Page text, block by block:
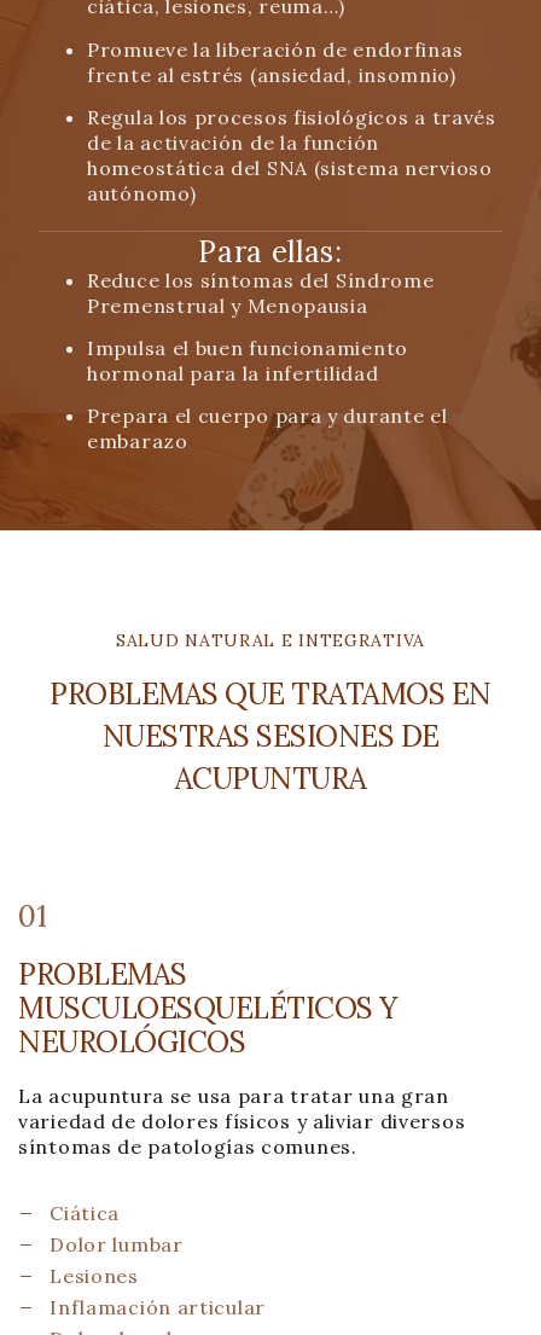
ciática, lesiones, reuma…)
Promueve laliberación de endorfinas
frente al estrés (ansiedad, insomnio)
Regula los procesos fisiológicos a través
de la activación de la función
homeostática del SNA (sistema nervioso
autónomo)
Para ellas:
Reduce los síntomas del Síndrome
Premenstrual y Menopausia
Impulsa el buen funcionamiento
hormonal para la infertilidad
Prepara el cuerpo para y durante el
embarazo
SALUD NATURAL E INTEGRATIVA
PROBLEMAS QUE TRATAMOS EN
NUESTRAS SESIONES DE
ACUPUNTURA
01
PROBLEMAS
MUSCULOESQUELÉTICOS Y
NEUROLÓGICOS
La acupuntura se usa para tratar una gran
variedad de dolores físicos y aliviar diversos
síntomas de patologías comunes.
Ciática
Dolor lumbar
Lesiones
Inflamación articular